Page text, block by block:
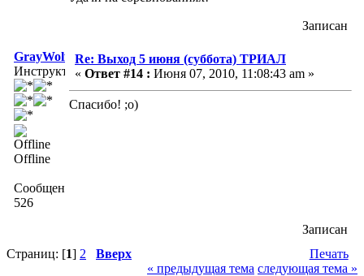
Записан
GrayWolf
Инструктор
Offline
Сообщений:
526
Re: Выход 5 июня (суббота) ТРИАЛ
« Ответ #14 : Июня 07, 2010, 11:08:43 am »
Спасибо! ;о)
Записан
Страниц: [1] 2 Вверх
Печать
« предыдущая тема следующая тема »